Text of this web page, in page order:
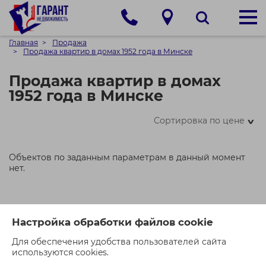
Настройка обработки файлов cookie
Для обеспечения удобства пользователей сайта
используются cookies.
Главная
Продажа
Продажа квартир в домах 1952 года в Минске
Продажа квартир в домах
1952 года в Минске
Сортировка по цене>
Объектов по заданным параметрам в данный момент
нет.